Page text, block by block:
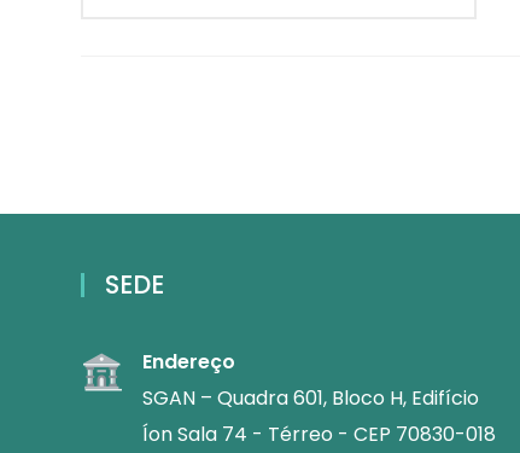
SEDE
Endereço
SGAN – Quadra 601, Bloco H, Edifício
Íon Sala 74 - Térreo - CEP 70830-018